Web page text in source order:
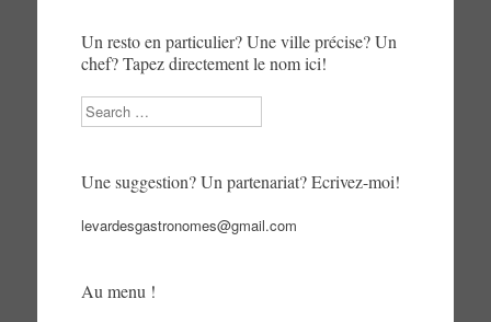
Un resto en particulier? Une ville précise? Un
chef? Tapez directement le nom ici!
Search
Une suggestion? Un partenariat? Ecrivez-moi!
levardesgastronomes@gmail.com
Au menu !